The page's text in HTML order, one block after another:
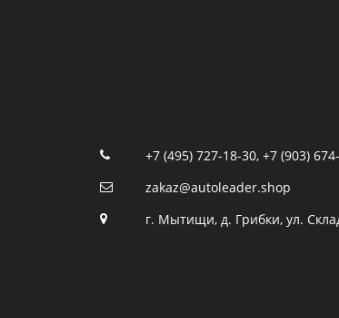
+7 (495) 727-18-30, +7 (903)
zakaz@autoleader.shop
г. Мытищи, д. Грибки, ул.